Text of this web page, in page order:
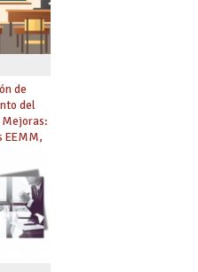
de
del
Mejoras:
EEMM,
pilotaje